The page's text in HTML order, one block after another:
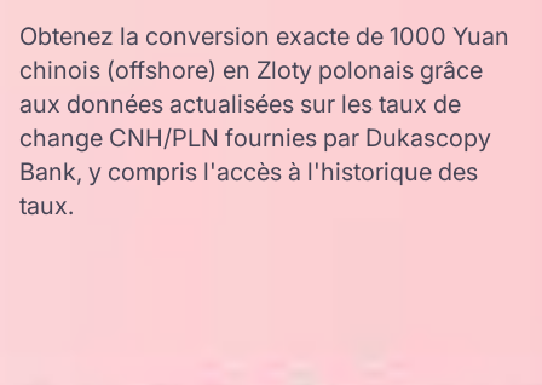
Obtenez la conversion exacte de 1000 Yuan
chinois (offshore) en Zloty polonais grâce
aux données actualisées sur les taux de
change CNH/PLN fournies par Dukascopy
Bank, y compris l'accès à l'historique des
taux.